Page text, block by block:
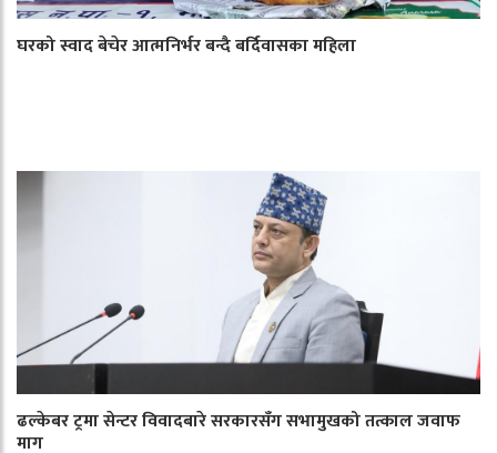
घरको स्वाद बेचेर आत्मनिर्भर बन्दै बर्दिवासका महिला
ढल्केबर ट्रमा सेन्टर विवादबारे सरकारसँग सभामुखको तत्काल जवाफ
माग